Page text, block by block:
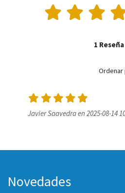
1 Reseña
Ordenar
Javier Saavedra en 2025-08-14
Novedades